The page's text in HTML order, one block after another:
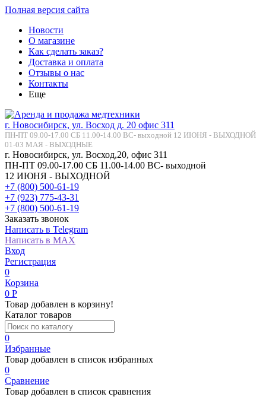
Полная версия сайта
Новости
О магазине
Как сделать заказ?
Доставка и оплата
Отзывы о нас
Контакты
Еще
г. Новосибирск, ул. Восход д. 20 офис 311
ПН-ПТ 09.00-17.00 СБ 11.00-14.00 ВС- выходной 12 ИЮНЯ - ВЫХОДНОЙ
01-03 МАЯ - ВЫХОДНЫЕ
г. Новосибирск, ул. Восход,20, офис 311
ПН-ПТ 09.00-17.00 СБ 11.00-14.00 ВС- выходной
12 ИЮНЯ - ВЫХОДНОЙ
+7 (800) 500-61-19
+7 (923) 775-43-31
+7 (800) 500-61-19
Заказать звонок
Написать в Telegram
Написать в MAX
Вход
Регистрация
0
Корзина
0 Р
Товар добавлен в корзину!
Каталог товаров
0
Избранные
Товар добавлен в список избранных
0
Сравнение
Товар добавлен в список сравнения